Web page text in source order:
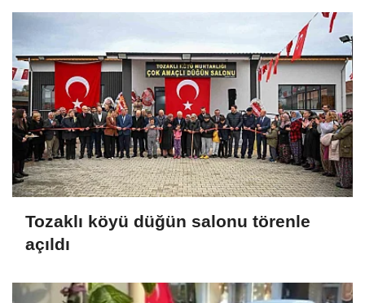
Tozaklı köyü düğün salonu törenle
açıldı